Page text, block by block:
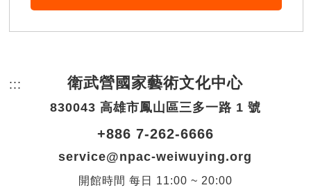
::: 頁尾網站資訊。
衛武營國家藝術文化中心
830043 高雄市鳳山區三多一路 1 號
+886 7-262-6666
service@npac-weiwuying.org
開館時間 每日
11:00 ~ 20:00